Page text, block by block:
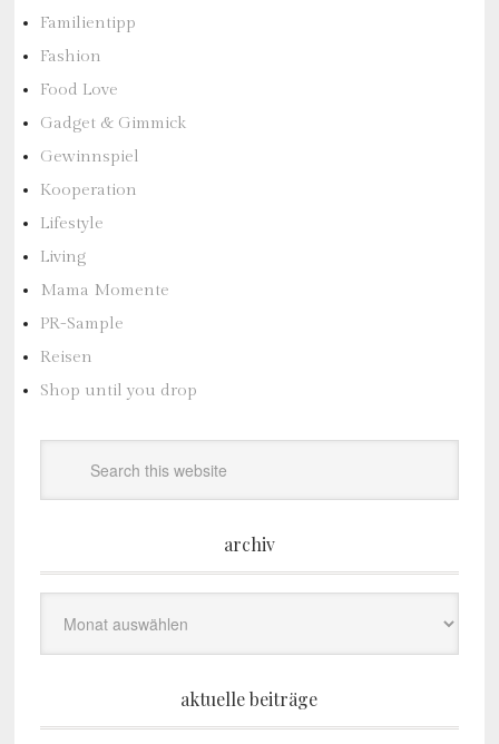
Familientipp
Fashion
Food Love
Gadget & Gimmick
Gewinnspiel
Kooperation
Lifestyle
Living
Mama Momente
PR-Sample
Reisen
Shop until you drop
archiv
aktuelle beiträge